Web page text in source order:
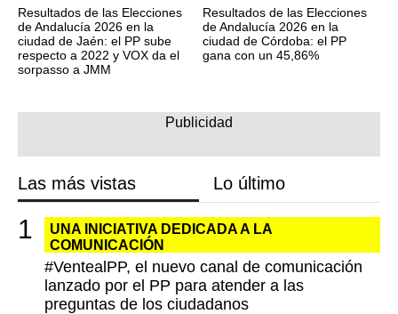
Resultados de las Elecciones
de Andalucía 2026 en la
ciudad de Jaén: el PP sube
respecto a 2022 y VOX da el
sorpasso a JMM
Resultados de las Elecciones
de Andalucía 2026 en la
ciudad de Córdoba: el PP
gana con un 45,86%
Las más vistas Lo último
UNA INICIATIVA DEDICADA A LA
COMUNICACIÓN
#VentealPP, el nuevo canal de comunicación
lanzado por el PP para atender a las
preguntas de los ciudadanos